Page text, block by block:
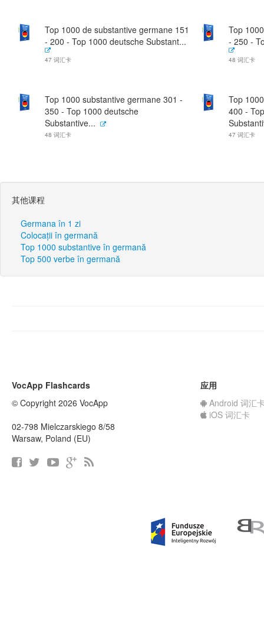
Top 1000 de substantive germane 151
- 200 - Top 1000 deutsche Substant...
47 词汇卡
Top
- 250 -
48 词汇卡
Top 1000 substantive germane 301 -
350 - Top 1000 deutsche
Substantive...
48 词汇卡
Top
400 -
47 词汇卡
其他课程
Germana în 1 zi
Colocații în germană
Top 1000 substantive în germană
Top 500 verbe în germană
VocApp Flashcards
© Copyright 2026 VocApp
02-798 Mielczarskiego 8/58
Warsaw, Poland (EU)
应用
Android 词汇
iOS 词汇卡